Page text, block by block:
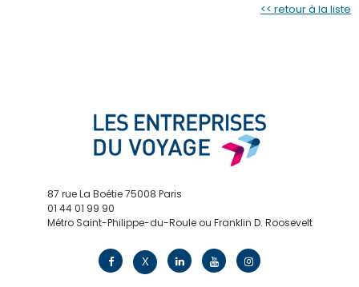
<< retour à la liste
87 rue La Boétie 75008 Paris
01 44 01 99 90
Métro Saint-Philippe-du-Roule ou Franklin D. Roosevelt
X